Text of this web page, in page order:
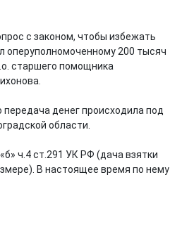
с законом, чтобы избежать
оперуполномоченному 200 тысяч
старшего помощника
денег происходила под
области.
ч.4 ст.291 УК РФ (дача взятки
В настоящее время по нему